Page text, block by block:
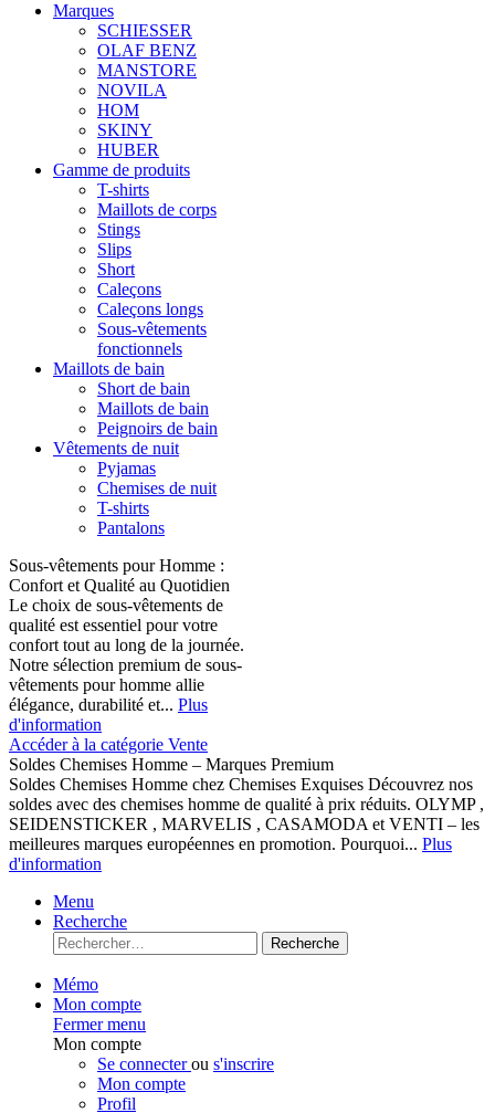
Marques
SCHIESSER
OLAF BENZ
MANSTORE
NOVILA
HOM
SKINY
HUBER
Gamme de produits
T-shirts
Maillots de corps
Stings
Slips
Short
Caleçons
Caleçons longs
Sous-vêtements
fonctionnels
Maillots de bain
Short de bain
Maillots de bain
Peignoirs de bain
Vêtements de nuit
Pyjamas
Chemises de nuit
T-shirts
Pantalons
Sous-vêtements pour Homme :
Confort et Qualité au Quotidien
Le choix de sous-vêtements de
qualité est essentiel pour votre
confort tout au long de la journée.
Notre sélection premium de sous-
vêtements pour homme allie
élégance, durabilité et... Plus
d'information
Accéder à la catégorie Vente
Soldes Chemises Homme – Marques Premium
Soldes Chemises Homme chez Chemises Exquises Découvrez nos
soldes avec des chemises homme de qualité à prix réduits. OLYMP ,
SEIDENSTICKER , MARVELIS , CASAMODA et VENTI – les
meilleures marques européennes en promotion. Pourquoi... Plus
d'information
Menu
Recherche
Recherche
Mémo
Mon compte
Fermer menu
Mon compte
Se connecterou s'inscrire
Mon compte
Profil